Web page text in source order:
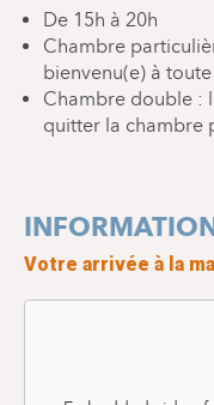
De 15h à 20h
Chambre
bienvenu(e) à
Chambre double :
quitter la chambre
Votre arrivée à la